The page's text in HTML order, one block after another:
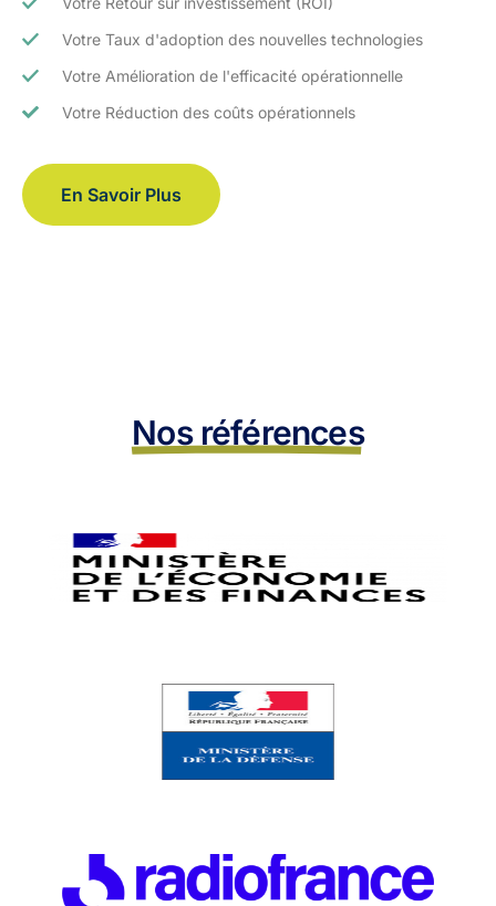
Votre Taux d'adoption des nouvelles technologies
Votre Amélioration de l'efficacité opérationnelle
Votre Réduction des coûts opérationnels
En Savoir Plus
Nos références